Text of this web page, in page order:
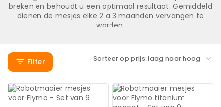
breken en behoudt u een optimaal resultaat. Gemiddeld
dienen de mesjes elke 2 a 3 maanden vervangen te
worden.
Filter